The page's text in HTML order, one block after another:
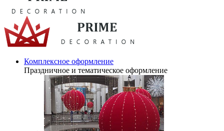
Комплексное оформление
Праздничное и тематическое оформление